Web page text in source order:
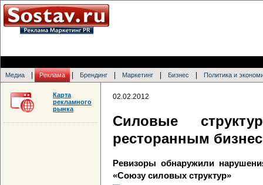
Медиа Реклама Брендинг Маркетинг Бизнес Политика и
02.02.2012
Силовые
ресторанным
Ревизоры обнаружили
«Союзу силовых структур»
Карта
рекламного
рынка